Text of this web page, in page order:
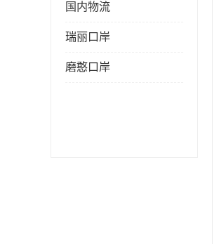
国内物流
瑞丽口岸
磨憨口岸